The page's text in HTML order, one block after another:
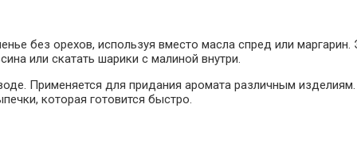
без орехов, используя вместо масла спред или
или скатать шарики с малиной внутри.
Применяется для придания аромата различным
которая готовится быстро.